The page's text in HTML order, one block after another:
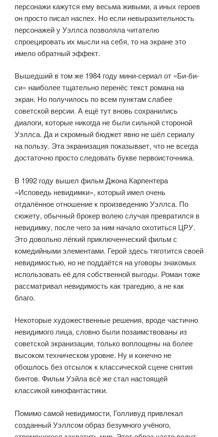
персонажи кажутся ему весьма живыми, а иных героев
он просто писал наспех. Но если невыразительность
персонажей у Уэллса позволяла читателю
спроецировать их мысли на себя, то на экране это
имело обратный эффект.
Вышедший в том же 1984 году мини-сериал от «Би-би-
си» наиболее тщательно перенёс текст романа на
экран. Но получилось по всем пунктам слабее
советской версии. А ещё тут вновь сохранились
диалоги, которые никогда не были сильной стороной
Уэллса. Да и скромный бюджет явно не шёл сериалу
на пользу. Эта экранизация показывает, что не всегда
достаточно просто следовать букве первоисточника.
В 1992 году вышел фильм Джона Карпентера
«Исповедь невидимки», который имел очень
отдалённое отношение к произведению Уэллса. По
сюжету, обычный брокер волею случая превратился в
невидимку, после чего за ним начало охотиться ЦРУ.
Это довольно лёгкий приключенческий фильм с
комедийными элементами. Герой здесь тяготится своей
невидимостью, но не поддаётся на уговоры знакомых
использовать её для собственной выгоды. Роман тоже
рассматривал невидимость как трагедию, а не как
благо.
Некоторые художественные решения, вроде частично
невидимого лица, словно были позаимствованы из
советской экранизации, только воплощены на более
высоком техническом уровне. Ну и конечно не
обошлось без отсылок к классической сцене снятия
бинтов. Фильм Уэйла всё же стал настоящей
классикой кинофантастики.
Помимо самой невидимости, Голливуд привлекал
созданный Уэллсом образ безумного учёного,